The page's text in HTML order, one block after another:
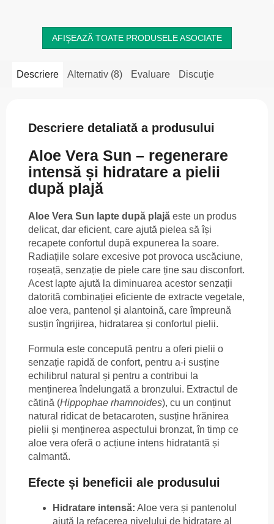
AFIŞEAZĂ TOATE PRODUSELE ASOCIATE
Descriere Alternativ (8) Evaluare Discuţie
Descriere detaliată a produsului
Aloe Vera Sun – regenerare
intensă și hidratare a pielii
după plajă
Aloe Vera Sun lapte după plajă este un produs
delicat, dar eficient, care ajută pielea să își
recapete confortul după expunerea la soare.
Radiațiile solare excesive pot provoca uscăciune,
roșeață, senzație de piele care ține sau disconfort.
Acest lapte ajută la diminuarea acestor senzații
datorită combinației eficiente de extracte vegetale,
aloe vera, pantenol și alantoină, care împreună
susțin îngrijirea, hidratarea și confortul pielii.
Formula este concepută pentru a oferi pielii o
senzație rapidă de confort, pentru a-i susține
echilibrul natural și pentru a contribui la
menținerea îndelungată a bronzului. Extractul de
cătină (Hippophae rhamnoides), cu un conținut
natural ridicat de betacaroten, susține hrănirea
pielii și menținerea aspectului bronzat, în timp ce
aloe vera oferă o acțiune intens hidratantă și
calmantă.
Efecte și beneficii ale produsului
Hidratare intensă: Aloe vera și pantenolul
ajută la refacerea nivelului de hidratare al